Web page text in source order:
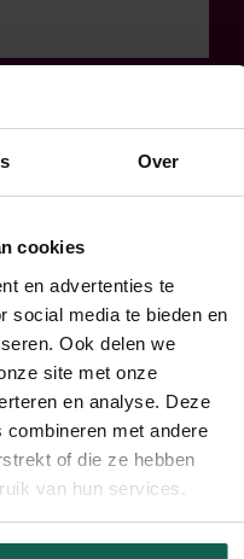
Over
cookies
en advertenties te
social media te bieden en
Ook delen we
site met onze
en analyse. Deze
combineren met andere
of die ze hebben
van hun services.
van alle
van